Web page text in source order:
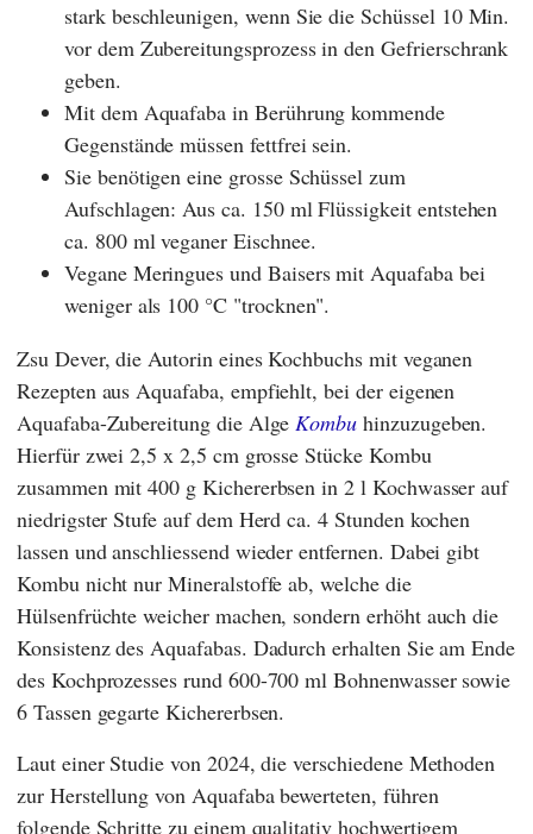
stark beschleunigen, wenn Sie die Schüssel 10 Min.
vor dem Zubereitungsprozess in den Gefrierschrank
geben.
Mit dem Aquafaba in Berührung kommende
Gegenstände müssen fettfrei sein.
Sie benötigen eine grosse Schüssel zum
Aufschlagen: Aus ca. 150 ml Flüssigkeit entstehen
ca. 800 ml veganer Eischnee.
Vegane Meringues und Baisers mit Aquafaba bei
weniger als 100 °C "trocknen".
Zsu Dever, die Autorin eines Kochbuchs mit veganen
Rezepten aus Aquafaba, empfiehlt, bei der eigenen
Aquafaba-Zubereitung die AlgeKombu hinzuzugeben.
Hierfür zwei 2,5 x 2,5 cm grosse Stücke Kombu
zusammen mit 400 g Kichererbsen in 2 l Kochwasser auf
niedrigster Stufe auf dem Herd ca. 4 Stunden kochen
lassen und anschliessend wieder entfernen. Dabei gibt
Kombu nicht nur Mineralstoffe ab, welche die
Hülsenfrüchte weicher machen, sondern erhöht auch die
Konsistenz des Aquafabas. Dadurch erhalten Sie am Ende
des Kochprozesses rund 600-700 ml Bohnenwasser sowie
6 Tassen gegarte Kichererbsen.
Laut einer Studie von 2024, die verschiedene Methoden
zur Herstellung von Aquafaba bewerteten, führen
folgende Schritte zu einem qualitativ hochwertigem